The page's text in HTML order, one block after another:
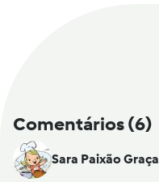
Comentários(6)
Sara Paixão Graça